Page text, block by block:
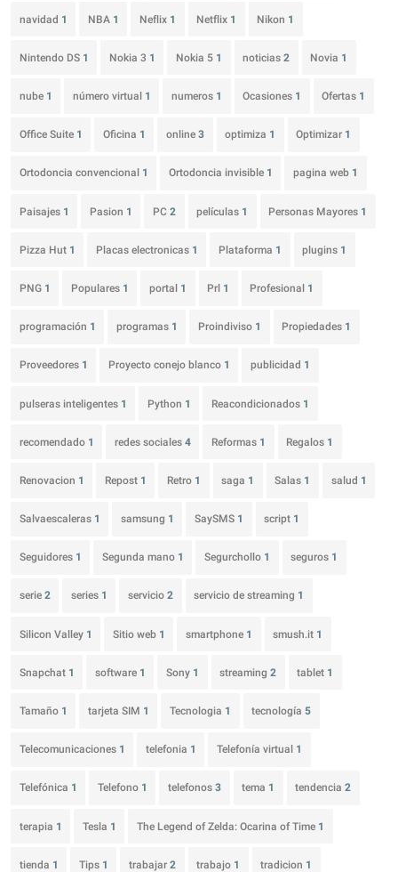
navidad 1 NBA 1 Neflix 1 Netflix 1 Nikon 1
Nintendo DS 1 Nokia 3 1 Nokia 5 1 noticias2 Novia 1
nube 1 número virtual 1 numeros 1 Ocasiones 1 Ofertas 1
Office Suite 1 Oficina 1 online 3 optimiza 1 Optimizar 1
Ortodoncia convencional 1 Ortodoncia invisible 1 pagina web 1
Paisajes 1 Pasion 1 PC 2 películas 1 Personas Mayores 1
Pizza Hut 1 Placas electronicas 1 Plataforma 1 plugins 1
PNG 1 Populares 1 portal 1 Prl 1 Profesional 1
programación 1 programas 1 Proindiviso 1 Propiedades 1
Proveedores 1 Proyecto conejo blanco 1 publicidad 1
pulseras inteligentes 1 Python 1 Reacondicionados 1
recomendado 1 redes sociales 4 Reformas 1 Regalos 1
Renovacion 1 Repost 1 Retro 1 saga 1 Salas 1 salud 1
Salvaescaleras 1 samsung 1 SaySMS 1 script 1
Seguidores 1 Segunda mano 1 Segurchollo 1 seguros 1
serie 2 series 1 servicio 2 servicio de streaming 1
Silicon Valley 1 Sitio web 1 smartphone 1 smush.it 1
Snapchat 1 software 1 Sony 1 streaming2 tablet 1
Tamaño 1 tarjeta SIM 1 Tecnologia 1 tecnología 5
Telecomunicaciones 1 telefonia 1 Telefonía virtual 1
Telefónica 1 Telefono 1 telefonos 3 tema 1 tendencia2
terapia 1 Tesla 1 The Legend of Zelda: Ocarina of Time 1
tienda 1 Tips 1 trabajar 2 trabajo 1 tradicion 1